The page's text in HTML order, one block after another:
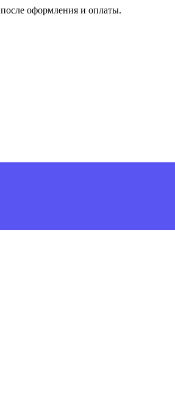
оформления и оплаты.